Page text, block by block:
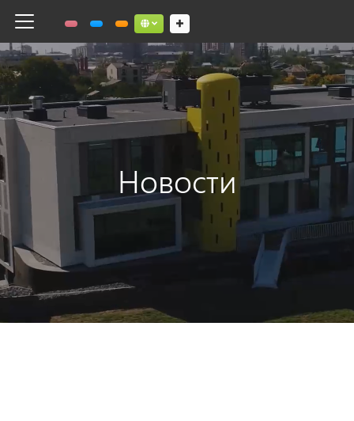
Toggle navigation Social links dropdown button
Новости